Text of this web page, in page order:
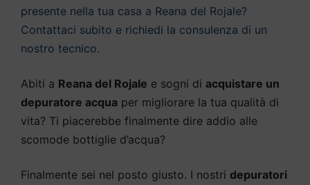
presente nella tua casa a Reana del Rojale?
Contattaci subito e richiedi la consulenza di un
nostro tecnico.
Abiti a Reana del Rojale e sogni di acquistare un
depuratore acqua per migliorare la tua qualità di
vita? Ti piacerebbe finalmente dire addio alle
scomode bottiglie d’acqua?
Finalmente sei nel posto giusto. I nostri depuratori